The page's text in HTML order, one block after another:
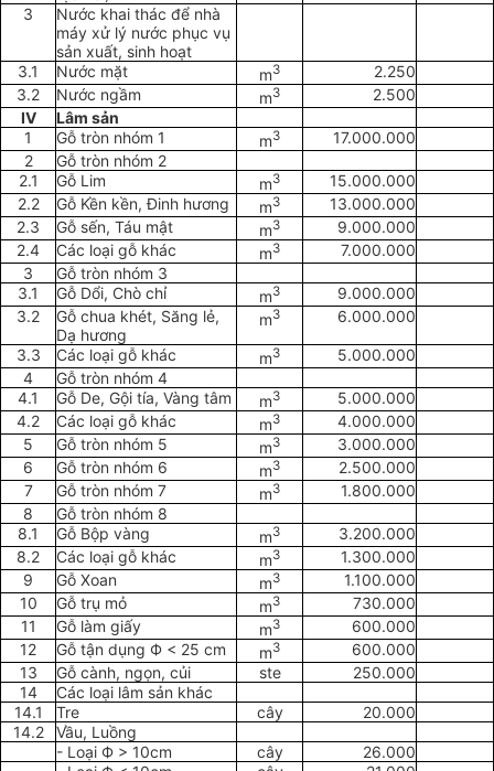
3
Nước khai thác để nhà
máy xử lý nước phục vụ
sản xuất, sinh hoạt
3.1
Nước mặt m3
2.250
3.2
Nước ngầm m3
2.500
IV
Lâm sản
1
Gỗ tròn nhóm 1 m3
17.000.000
2
Gỗ tròn nhóm 2
2.1
Gỗ Lim m3
15.000.000
2.2
Gỗ Kền kền, Đinh hương m3
13.000.000
2.3
Gỗ sến, Táu mật m3
9.000.000
2.4
Các loại gỗ khác m3
7.000.000
3
Gỗ tròn nhóm 3
3.1
Gỗ Dổi, Chò chỉ m3
9.000.000
3.2
Gỗ chua khét, Săng lẻ,
Dạ hương
m3 6.000.000
3.3 Các loại gỗ khác m3
5.000.000
4
Gỗ tròn nhóm 4
4.1
Gỗ De, Gội tía, Vàng tâm m3
5.000.000
4.2
Các loại gỗ khác m3
4.000.000
5
Gỗ tròn nhóm 5 m3
3.000.000
6
Gỗ tròn nhóm 6 m3
2.500.000
7
Gỗ tròn nhóm 7 m3
1.800.000
8
Gỗ tròn nhóm 8
8.1
Gỗ Bộp vàng m3
3.200.000
8.2
Các loại gỗ khác m3
1.300.000
9
Gỗ Xoan m3
1.100.000
10
Gỗ trụ mỏ m3
730.000
11
Gỗ làm giấy m3
600.000
12
Gỗ tận dụng Ф < 25 cm m3
600.000
13
Gỗ cành, ngọn, củi ste
250.000
14
Các loại lâm sản khác
14.1
Tre cây
20.000
14.2
Vầu, Luồng
- Loại Ф > 10cm cây
26.000